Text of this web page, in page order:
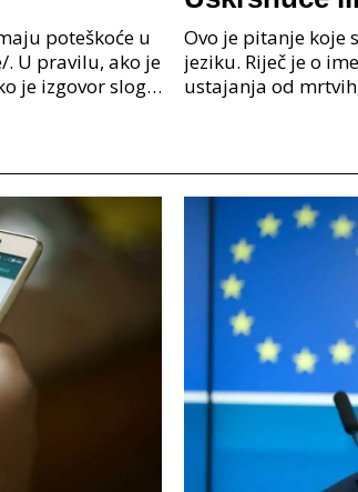
poteškoće u
U pravilu, ako je
je izgovor sloga
Ovo je pitanje koje
jeziku. Riječ je o
ustajanja od